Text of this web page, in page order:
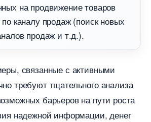
на продвижение товаро
каналу продаж (поиск новых
продаж и т.д.).
связанные с активными
требуют тщательного анализа
барьеров на пути роста
надежной информации, дене